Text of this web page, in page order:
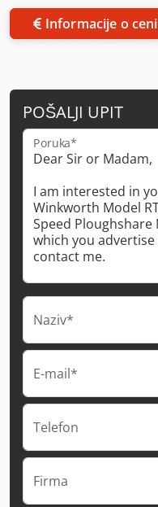
Informacije o ceni
POŠALJI UPIT
Poruka*
Naziv*
E-mail*
Telefon
Firma